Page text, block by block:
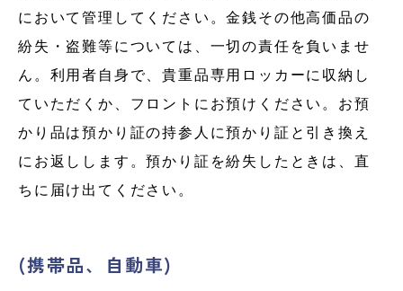
において管理してください。金銭その他高価品の
紛失・盗難等については、一切の責任を負いませ
ん。利用者自身で、貴重品専用ロッカーに収納し
ていただくか、フロントにお預けください。お預
かり品は預かり証の持参人に預かり証と引き換え
にお返しします。預かり証を紛失したときは、直
ちに届け出てください。
(携帯品、自動車)